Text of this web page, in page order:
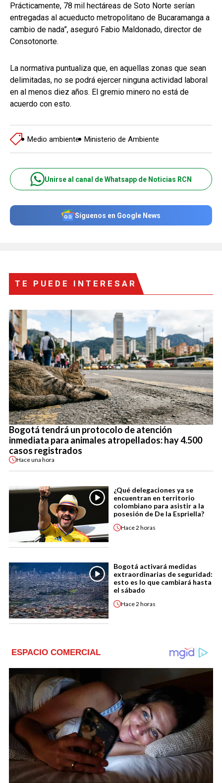
Prácticamente, 78 mil hectáreas de Soto Norte serían
entregadas al acueducto metropolitano de Bucaramanga a
cambio de nada”, aseguró Fabio Maldonado, director de
Consotonorte.
La normativa puntualiza que, en aquellas zonas que sean
delimitadas, no se podrá ejercer ninguna actividad laboral
en al menos diez años. El gremio minero no está de
acuerdo con esto.
Medio ambiente Ministerio de Ambiente
Unirse al canal de Whatsapp de Noticias RCN
Síguenos en Google News
TE PUEDE INTERESAR
Bogotá tendrá un protocolo de atención
inmediata para animales atropellados: hay 4.500
casos registrados
Haceuna hora
¿Qué delegaciones ya se
encuentran en territorio
colombiano para asistir a la
posesión de De la Espriella?
Hace2 horas
Bogotá activará medidas
extraordinarias de seguridad:
esto es lo que cambiará hasta
el sábado
Hace2 horas